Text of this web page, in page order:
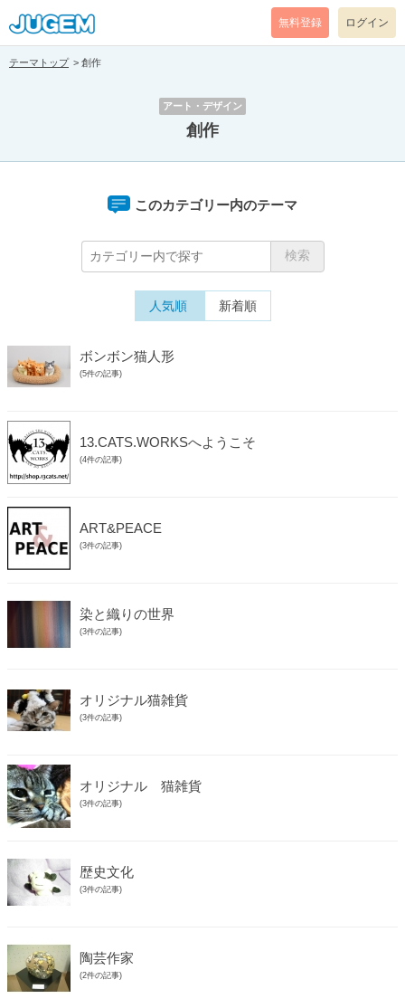
無料登録 ログイン
テーマトップ 創作
アート・デザイン
創作
このカテゴリー内のテーマ
人気順 新着順
ボンボン猫人形
(5件の記事)
13.CATS.WORKSへようこそ
(4件の記事)
ART&PEACE
(3件の記事)
染と織りの世界
(3件の記事)
オリジナル猫雑貨
(3件の記事)
オリジナル 猫雑貨
(3件の記事)
歴史文化
(3件の記事)
陶芸作家
(2件の記事)